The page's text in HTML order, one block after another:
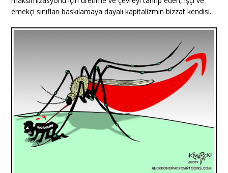
emekçi sınıfları baskılamaya dayalı kapitalizmin bizzat kendisi.